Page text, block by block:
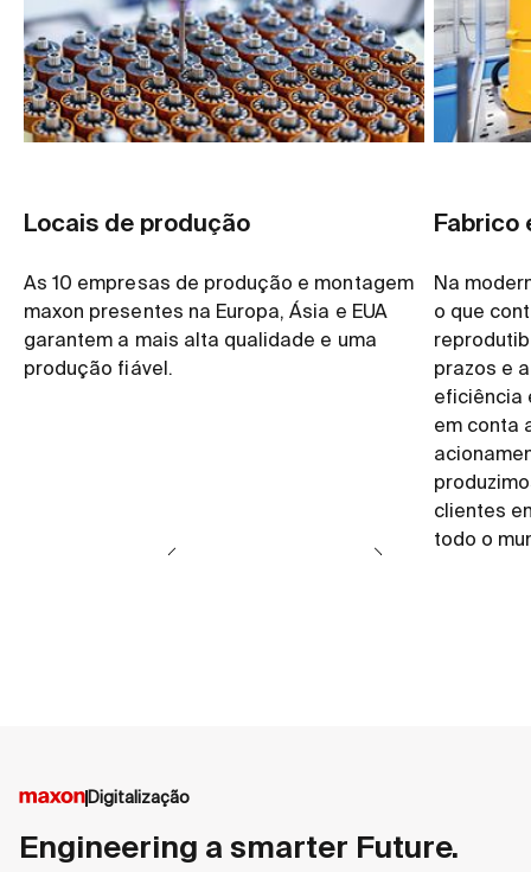
Locais de produção
As 10 empresas de produção e montagem
maxon presentes na Europa, Ásia e EUA
garantem a mais alta qualidade e uma
produção fiável.
Fabrico
Na
o que
prazos e
eficiência
em conta
clientes
todo o
Digitalização
Engineering a smarter Future.